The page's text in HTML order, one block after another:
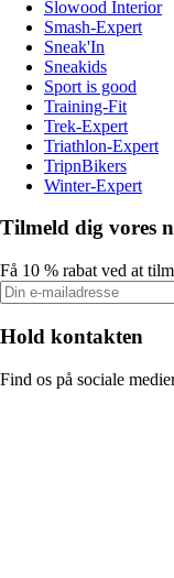
Slowood Interior
Smash-Expert
Sneak'In
Sneakids
Sport is good
Training-Fit
Trek-Expert
Triathlon-Expert
TripnBikers
Winter-Expert
Tilmeld dig vores
Få 10 % rabat ved at
Hold kontakten
Find os på sociale